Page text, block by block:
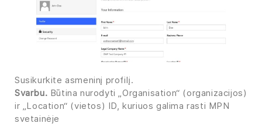
Susikurkite asmeninį profilį.
Svarbu. Būtina nurodyti „Organisation“ (organizacijos)
ir „Location“ (vietos) ID, kuriuos galima rasti MPN
svetainėje